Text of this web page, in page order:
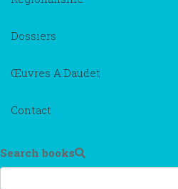
Dossiers
Œuvres A.Daudet
Contact
Search books